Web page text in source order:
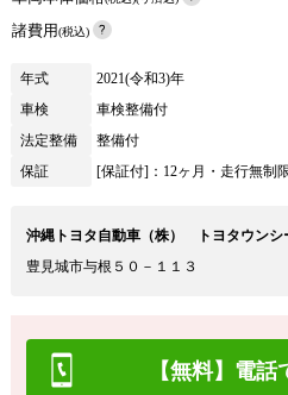
諸費用(税込)
年式 2021(令和3)年
車検
車検整備付
法定整備
整備付
保証
[保証付]：12ヶ月・走行無制
沖縄トヨタ自動車（株） トヨタウンシ
豊見城市与根５０－１１３
【無料】電